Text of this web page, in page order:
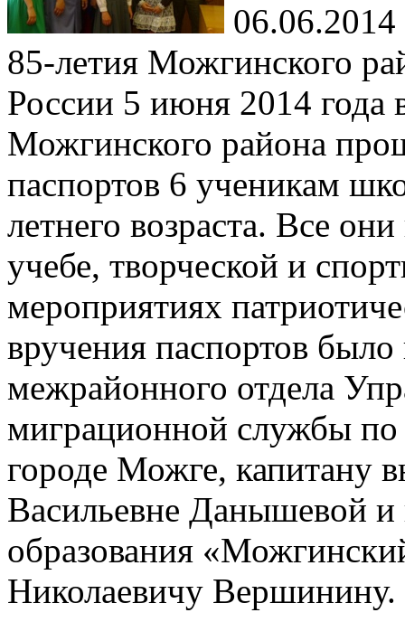
06.06.2014
85-летия Можгинского
России 5 июня 2014 года
Можгинского района
паспортов 6 ученикам
летнего возраста. Все
учебе, творческой и
мероприятиях
вручения паспортов было
межрайонного отдела
миграционной службы по
городе Можге, капитану
Васильевне Данышевой и
образования
Николаевичу